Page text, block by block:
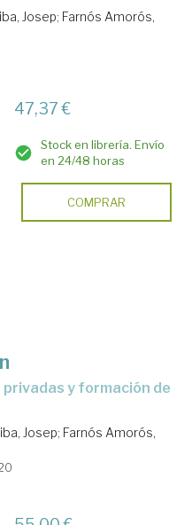
Josep; Farnós Amorós,
47,37 €
Stock en librería. Envío
en 24/48 horas
COMPRAR
Josep; Farnós Amorós,